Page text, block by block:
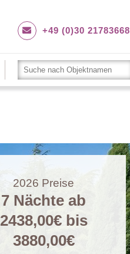
+49 (0)30 21783668
2026 Preise
7 Nächte ab
2438,00€bis
3880,00€